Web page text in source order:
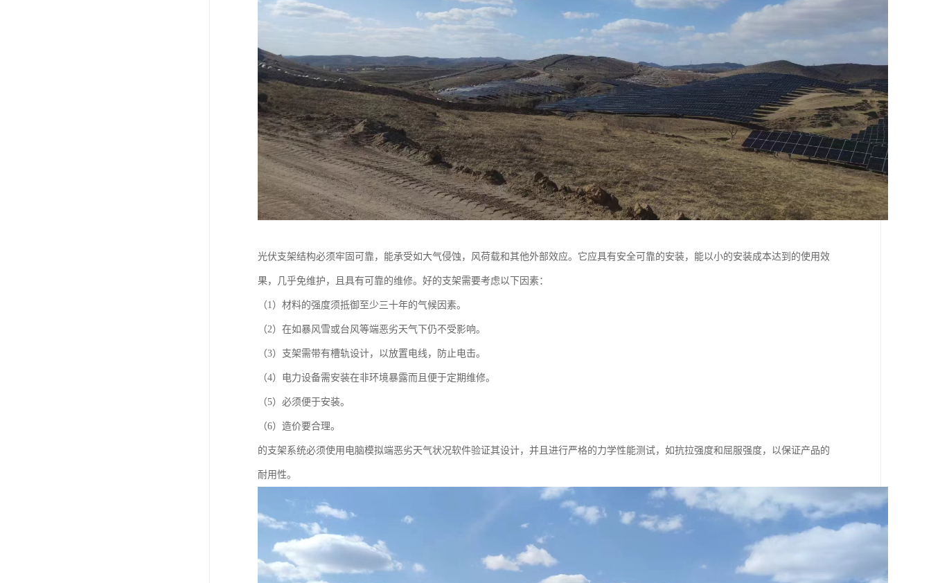
光伏支架结构必须牢固可靠，能承受如大气侵蚀，风荷载和其他外部效应。它应具有安全可靠的安装，能以小的安装成本达到的使用效
果，几乎免维护，且具有可靠的维修。好的支架需要考虑以下因素：
（1）材料的强度须抵御至少三十年的气候因素。
（2）在如暴风雪或台风等端恶劣天气下仍不受影响。
（3）支架需带有槽轨设计，以放置电线，防止电击。
（4）电力设备需安装在非环境暴露而且便于定期维修。
（5）必须便于安装。
（6）造价要合理。
的支架系统必须使用电脑模拟端恶劣天气状况软件验证其设计，并且进行严格的力学性能测试，如抗拉强度和屈服强度，以保证产品的
耐用性。